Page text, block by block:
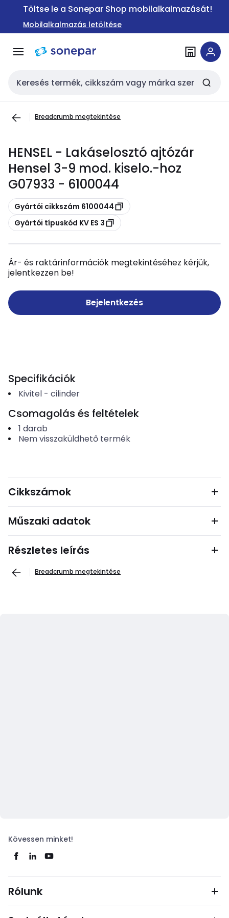
Ugrás a
Ugrás a
tartalomra
Töltse le a Sonepar Shop mobilalkalmazását!
Mobilalkalmazás letöltése
Keresési bemenet
Breadcrumb megtekintése
HENSEL - Lakáselosztó ajtózár
Hensel 3-9 mod. kiselo.-hoz
G07933 - 6100044
Másolás
Gyártói cikkszám 6100044
Másolás
Gyártói típuskód KV ES 3
Ár- és raktárinformációk megtekintéséhez kérjük,
jelentkezzen be!
Bejelentkezés
Specifikációk
Kivitel- cilinder
Csomagolás és feltételek
1 darab
Nem visszaküldhető termék
Cikkszámok
Műszaki adatok
Részletes leírás
Breadcrumb megtekintése
Kövessen minket!
Rólunk